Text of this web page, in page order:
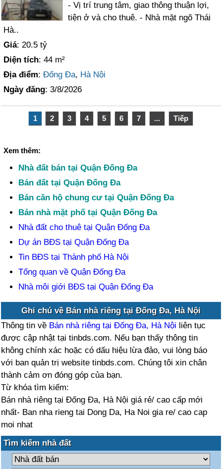
- Vị trí trung tâm, giao thông thuận lợi,
tiện ở và cho thuê. - Nhà mặt ngõ Thái
Hà..
Giá: 20.5 tỷ
Diện tích: 44 m²
Địa điểm:Đống Đa, Hà Nội
Ngày đăng: 3/8/2026
1 2 3 4 5 6 7 ... Tiếp
Xem thêm:
Nhà đất bán tại Quận Đống Đa
Bán đất tại Quận Đống Đa
Bán căn hộ chung cư tại Quận Đống Đa
Bán nhà mặt phố tại Quận Đống Đa
Nhà đất cho thuê tại Quận Đống Đa
Dự án BĐS tại Quận Đống Đa
Tin BĐS tại Thành phố Hà Nội
Tổng quan về Quận Đống Đa
Nhà môi giới BĐS tại Quận Đống Đa
Ghi chú về Bán nhà riêng tại Đống Đa, Hà Nội
Thông tin về Bán nhà riêng tại Đống Đa, Hà Nội liên tục
được cập nhật tại tinbds.com. Nếu bạn thấy thông tin
không chính xác hoặc có dấu hiệu lừa đảo, vui lòng báo
với ban quản trị website tinbds.com. Chúng tôi xin chân
thành cảm ơn đóng góp của bạn.
Từ khóa tìm kiếm:
Bán nhà riêng tại Đống Đa, Hà Nội giá rẻ/ cao cấp mới
nhất- Ban nha rieng tai Dong Da, Ha Noi gia re/ cao cap
moi nhat
Tìm kiếm nhà đất